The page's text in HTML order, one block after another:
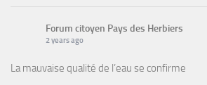
Forum citoyen Pays des Herbiers
2 years ago
La mauvaise qualité de l’eau se confirme